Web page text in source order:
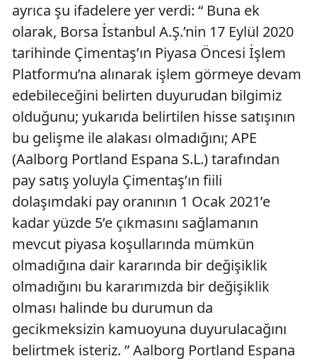
ayrıca şu ifadelere yer verdi: “ Buna ek
olarak, Borsa İstanbul A.Ş.’nin 17 Eylül 2020
tarihinde Çimentaş’ın Piyasa Öncesi İşlem
Platformu’na alınarak işlem görmeye devam
edebileceğini belirten duyurudan bilgimiz
olduğunu; yukarıda belirtilen hisse satışının
bu gelişme ile alakası olmadığını; APE
(Aalborg Portland Espana S.L.) tarafından
pay satış yoluyla Çimentaş’ın fiili
dolaşımdaki pay oranının 1 Ocak 2021’e
kadar yüzde 5’e çıkmasını sağlamanın
mevcut piyasa koşullarında mümkün
olmadığına dair kararında bir değişiklik
olmadığını bu kararımızda bir değişiklik
olması halinde bu durumun da
gecikmeksizin kamuoyuna duyurulacağını
belirtmek isteriz. ” Aalborg Portland Espana